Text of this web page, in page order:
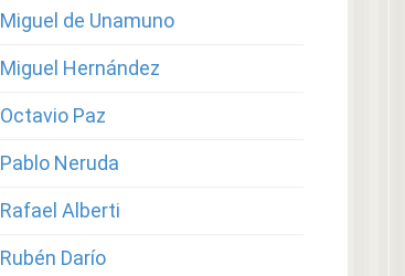
Miguel de Unamuno
Miguel Hernández
Octavio Paz
Pablo Neruda
Rafael Alberti
Rubén Darío